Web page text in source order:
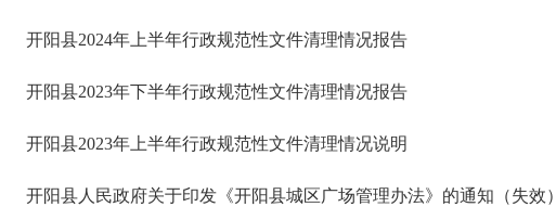
开阳县2024年上半年行政规范性文件清理情况报告
开阳县2023年下半年行政规范性文件清理情况报告
开阳县2023年上半年行政规范性文件清理情况说明
开阳县人民政府关于印发《开阳县城区广场管理办法》的通知（失效）